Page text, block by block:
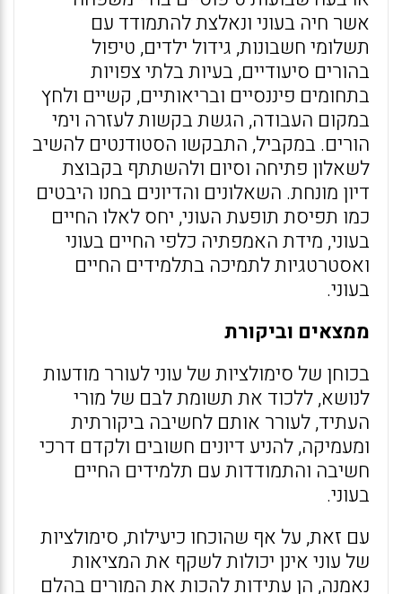
אשר חיה בעוני ונאלצת להתמודד עם
תשלומי חשבונות, גידול ילדים, טיפול
בהורים סיעודיים, בעיות בלתי צפויות
בתחומים פיננסיים ובריאותיים, קשיים ולחץ
במקום העבודה, הגשת בקשות לעזרה וימי
הורים. במקביל, התבקשו הסטודנטים להשיב
לשאלון פתיחה וסיום ולהשתתף בקבוצת
דיון מונחת. השאלונים והדיונים בחנו היבטים
כמו תפיסת תופעת העוני, יחס לאלו החיים
בעוני, מידת האמפתיה כלפי החיים בעוני
ואסטרטגיות לתמיכה בתלמידים החיים
בעוני.
ממצאים וביקורת
בכוחן של סימולציות של עוני לעורר מודעות
לנושא, ללכוד את תשומת לבם של מורי
העתיד, לעורר אותם לחשיבה ביקורתית
ומעמיקה, להניע דיונים חשובים ולקדם דרכי
חשיבה והתמודדות עם תלמידים החיים
בעוני.
עם זאת, על אף שהוכחו כיעילות, סימולציות
של עוני אינן יכולות לשקף את המציאות
נאמנה, הן עתידות להכות את המורים בהלם